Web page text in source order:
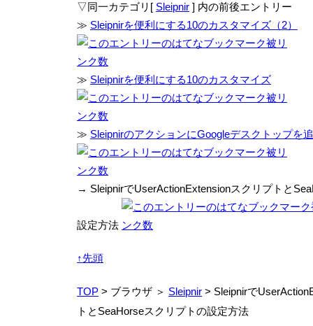
▽同一カテゴリ[ Sleipnir ] 内の前後エントリー
≫ Sleipnirを便利にする10のカスタマイズ（2）
≫ Sleipnirを便利にする10のカスタマイズ
≫ SleipnirのアクションにGoogleデスクトップを
→ SleipnirでUserActionExtensionスクリプトと
設定方法
↑先頭
TOP > ブラウザ ＞ Sleipnir > Sleipnirで
トとSeaHorseスクリプトの設定方法